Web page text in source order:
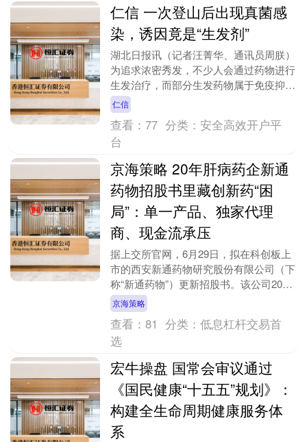
仁信 一次登山后出现真菌感
染，诱因竟是“生发剂”
湖北日报讯（记者汪菁华、通讯员周朕）
为追求浓密秀发，不少人会通过药物进行
生发治疗，而部分生发药物属于免疫抑制
剂范畴，用药期间人体免疫力会受到影
响，暗藏不易察觉的....
仁信
查看：77 分类：安全高效开户平
台
京海策略 20年肝病药企新通
药物招股书里藏创新药“困
局”：单一产品、独家代理
商、现金流承压
据上交所官网，6月29日，拟在科创板上
市的西安新通药物研究股份有限公司（下
称“新通药物”）更新招股书。该公司2025
年12月IPO申请获受理，目前审核状态为
已问....
京海策略
查看：81 分类：低息杠杆交易首
选
宏牛操盘 国常会审议通过
《国民健康“十五五”规划》：
构建全生命周期健康服务体
系